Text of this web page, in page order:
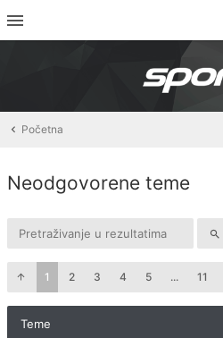
Početna
Neodgovorene teme
1 2 3 4 5 ... 11
Teme